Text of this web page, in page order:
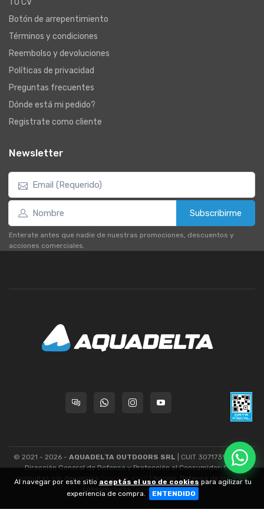
TU CV
Botón de arrepentimiento
Términos y condiciones
Reembolso y devoluciones
Políticas de privacidad
Preguntas frecuentes
Dónde está mi pedido?
Registrate como cliente
Newsletter
Subscribirme
Enterate antes que nadie de nuestras promociones, descuentos y
acciones comerciales.
© 2021 - 2026 - AQUADELTA OUTDOORS SRL | CUIT 30717393445 -
Dirección General de Defensa y Protección al Consumidor: Para
consultas y/o denuncias
[ingrese aquí]
| Nación: Defensa de las y los
[ingrese aquí].
Al navegar por este sitio aceptás el uso de cookies para agilizar tu
experiencia de compra.
ENTENDIDO